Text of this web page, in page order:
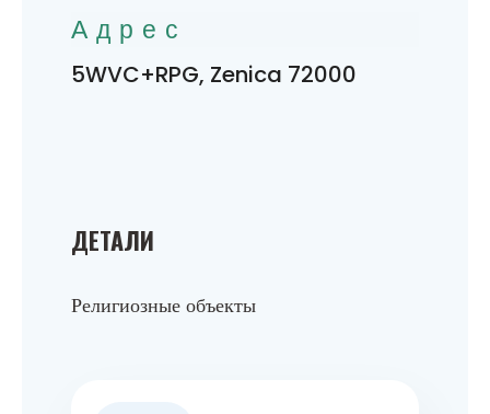
ДЕТАЛИ
Религиозные объекты
Адрес
5WVC+RPG, Zenica 72000